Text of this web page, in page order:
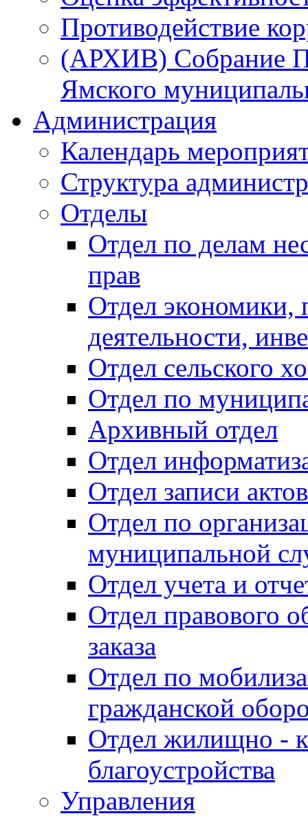
Противодействие
(АРХИВ) Собрание
Ямского
Администрация
Календарь
Структура
Отделы
Отдел по делам
прав
Отдел экономики,
деятельности,
Отдел сельского
Отдел по
Архивный отдел
Отдел
Отдел записи
Отдел по
муниципальной
Отдел учета и
Отдел правового
заказа
Отдел по
гражданской
Отдел жилищно -
благоустройства
Управления